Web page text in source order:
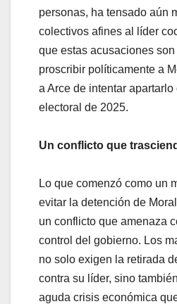
personas, ha tensado aún
colectivos afines al líder
que estas acusaciones
proscribir políticamente a
a Arce de intentar
electoral de 2025.
Un conflicto que
Lo que comenzó como un
evitar la detención de
un conflicto que amenaza
control del gobierno. Los
no solo exigen la retirada
contra su líder, sino
aguda crisis económica